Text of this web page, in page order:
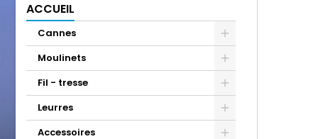
ACCUEIL
Cannes
Moulinets
Fil - tresse
Leurres
Accessoires